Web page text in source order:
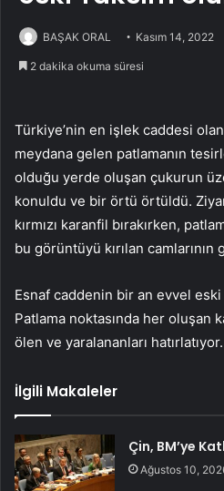
BAŞAK ORAL Kasım 14, 2022
2 dakika okuma süresi
Türkiye’nin en işlek caddesi
meydana gelen patlamanın
olduğu yerde oluşan çukurun
konuldu ve bir örtü örtüldü.
kırmızı karanfil bırakırken,
bu görüntüyü kırılan
Esnaf caddenin bir an evvel
Patlama noktasında her oluşan
ölen ve yaralananları hatırlatıyor.
İlgili Makaleler
Çin, BM’ye
Ağustos 10,